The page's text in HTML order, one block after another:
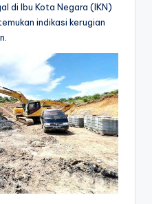
y
p
a
r
di Ibu Kota Negara (IKN)
indikasi kerugian